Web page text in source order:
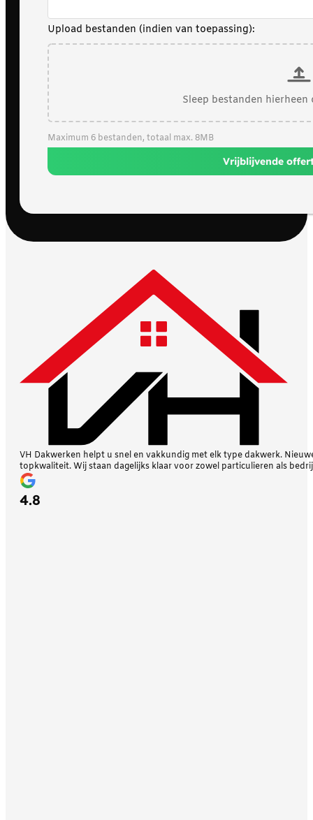
Upload bestanden (indien van toepassing):
Sleep bestanden
Maximum 6 bestanden, totaal max. 8MB
Vrijblijvende
VH Dakwerken helpt u snel en vakkundig met elk type dakwerk.
topkwaliteit. Wij staan dagelijks klaar voor zowel particulieren als
4.8